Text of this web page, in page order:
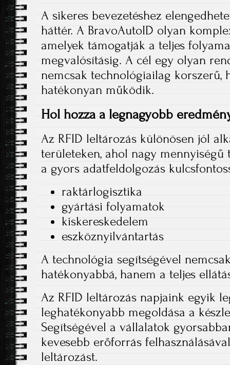
A sikeres bevezetéshez
háttér. A BravoAutoID olyan
amelyek támogatják a teljes
megvalósításig. A cél egy olyan
nemcsak technológiailag korszerű,
hatékonyan működik.
Hol hozza a legnagyobb
Az RFID leltározás különösen jól
területeken, ahol nagy
a gyors adatfeldolgozás
raktárlogisztika
gyártási folyamatok
kiskereskedelem
eszköznyilvántartás
A technológia segítségével
hatékonyabbá, hanem a teljes
Az RFID leltározás napjaink egyik
leghatékonyabb megoldása a
Segítségével a vállalatok
kevesebb erőforrás
leltározást.